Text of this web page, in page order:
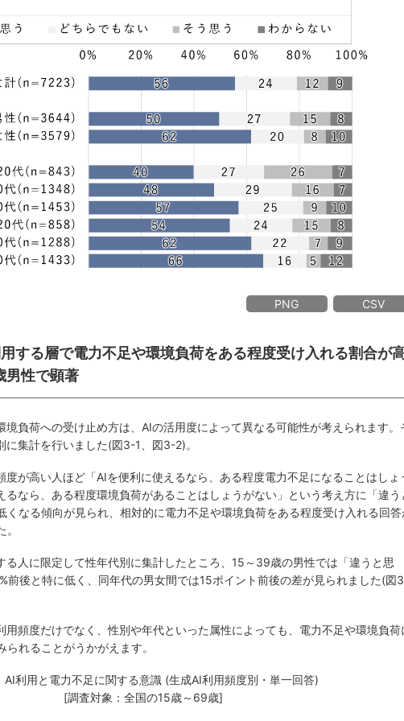
PNG CSV
する層で電力不足や環境負荷をある程度受け入れる割合が
男性で顕著
境負荷への受け止め方は、AIの活用度によって異なる可能性が考えられます。
に集計を行いました(図3-1、図3-2)。
度が高い人ほど「AIを便利に使えるなら、ある程度電力不足になることはしょ
るなら、ある程度環境負荷があることはしょうがない」という考え方に「違う
くなる傾向が見られ、相対的に電力不足や環境負荷をある程度受け入れる回答
る人に限定して性年代別に集計したところ、15～39歳の男性では「違うと思
前後と特に低く、同年代の男女間では15ポイント前後の差が見られました(図
用頻度だけでなく、性別や年代といった属性によっても、電力不足や環境負荷
れることがうかがえます。
利用と電力不足に関する意識 (生成AI利用頻度別・単一回答)
[調査対象：全国の15歳～69歳]